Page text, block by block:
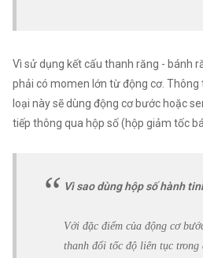
Vì sử dụng kết cấu thanh răng - bánh
phải có momen lớn từ động cơ.
loại này sẽ dùng động cơ bước hoặc
tiếp thông qua hộp số (hộp giảm tốc
Vì sao dùng hộp số hành
Với đặc điểm của động cơ
thanh đổi tốc độ liên tục